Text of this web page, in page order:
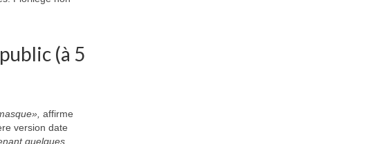
(à 5
affirme
version date
quelques